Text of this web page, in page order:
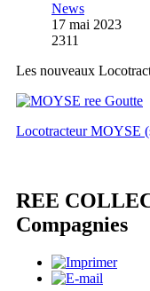
News
17 mai 2023
2311
Les nouveaux
Locotracteur MOYSE
REE
Compagnies